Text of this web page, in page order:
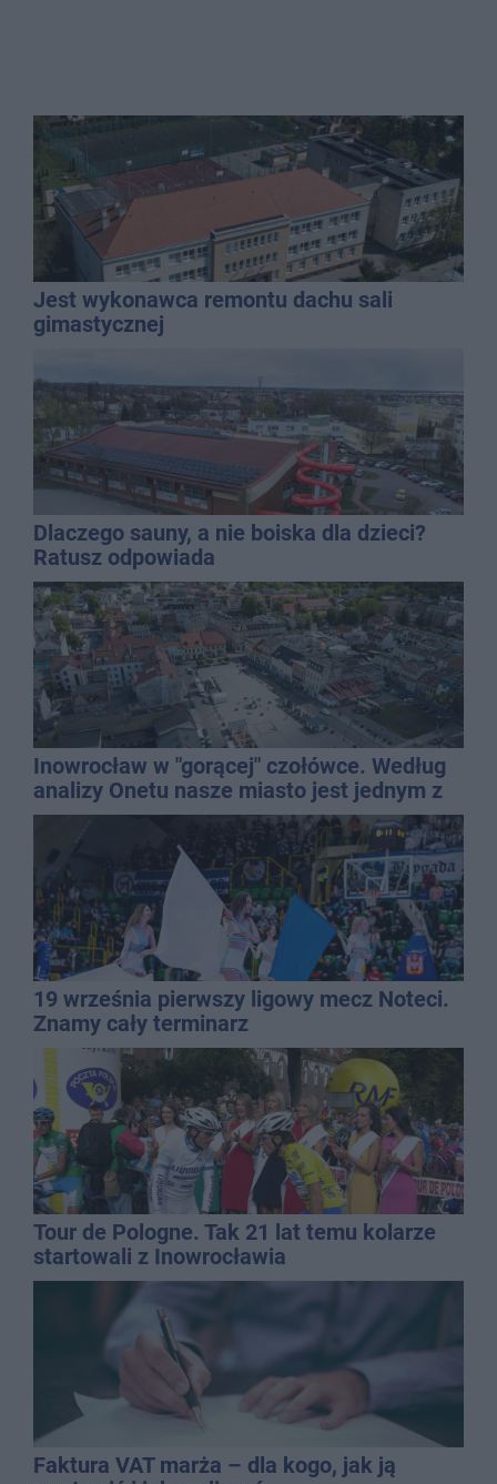
Jest wykonawca remontu dachu sali
gimastycznej
Dlaczego sauny, a nie boiska dla dzieci?
Ratusz odpowiada
Inowrocław w "gorącej" czołówce. Według
analizy Onetu nasze miasto jest jednym z
najbardziej narażonych na upały
19 września pierwszy ligowy mecz Noteci.
Znamy cały terminarz
Tour de Pologne. Tak 21 lat temu kolarze
startowali z Inowrocławia
Faktura VAT marża – dla kogo, jak ją